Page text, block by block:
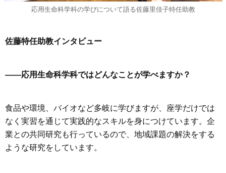
応用生命科学科の学びについて語る佐藤里佳子特任助教
佐藤特任助教インタビュー
——応用生命科学科ではどんなことが学べますか？
食品や環境、バイオなど多岐に学びますが、座学だけでは
なく実習を通じて実践的なスキルを身につけています。企
業との共同研究も行っているので、地域課題の解決をする
ような研究をしています。